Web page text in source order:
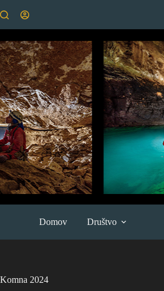
to
Domov Društvo
Komna 2024